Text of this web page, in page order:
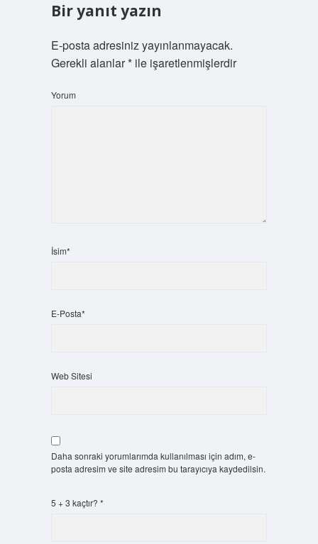
Bir yanıt yazın
E-posta adresiniz yayınlanmayacak.
Gerekli alanlar*ile işaretlenmişlerdir
Yorum
İsim*
E-Posta*
Web Sitesi
Daha sonraki yorumlarımda kullanılması için adım, e-
posta adresim ve site adresim bu tarayıcıya kaydedilsin.
5 + 3 kaçtır? *